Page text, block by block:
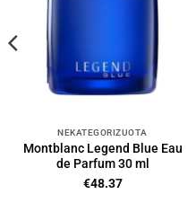
NEKATEGORIZUOTA
Montblanc Legend Blue Eau
de Parfum 30 ml
€48.37